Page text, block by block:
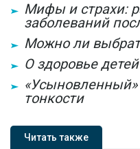
Мифы и страхи:
заболеваний
Можно ли
О здоровье
тонкости
Читать также